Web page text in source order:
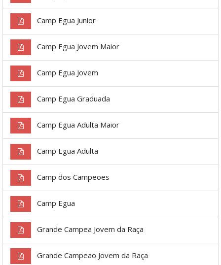
Camp Egua Junior
Camp Egua Jovem Maior
Camp Egua Jovem
Camp Egua Graduada
Camp Egua Adulta Maior
Camp Egua Adulta
Camp dos Campeoes
Camp Egua
Grande Campea Jovem da Raça
Grande Campeao Jovem da Raça